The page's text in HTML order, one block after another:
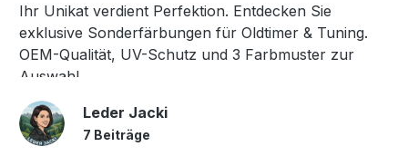
Ihr Unikat verdient Perfektion. Entdecken Sie
exklusive Sonderfärbungen für Oldtimer & Tuning.
OEM-Qualität, UV-Schutz und 3 Farbmuster zur
Auswahl.
Leder Jacki
7 Beiträge